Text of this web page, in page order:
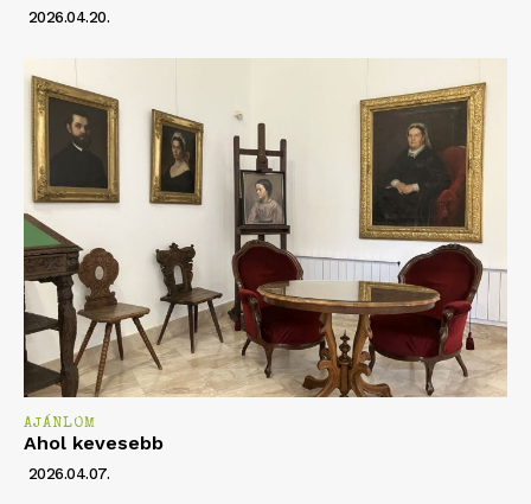
2026.04.20.
AJÁNLOM
Ahol kevesebb
2026.04.07.